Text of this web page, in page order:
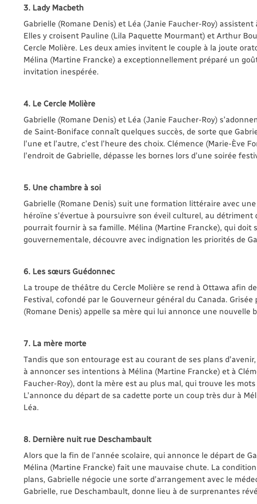
3. Lady Macbeth
Gabrielle (Romane Denis) et Léa (Janie Faucher-Roy)
Elles y croisent Pauline (Lila Paquette Mourmant) et Arthur
Cercle Molière. Les deux amies invitent le couple à la joute
Mélina (Martine Francke) a exceptionnellement préparé un
invitation inespérée.
4. Le Cercle Molière
Gabrielle (Romane Denis) et Léa (Janie Faucher-Roy)
de Saint-Boniface connaît quelques succès, de sorte que
l’une et l’autre, c’est l’heure des choix. Clémence (Marie-Ève
l’endroit de Gabrielle, dépasse les bornes lors d’une soirée
5. Une chambre à soi
Gabrielle (Romane Denis) suit une formation littéraire avec
héroïne s’évertue à poursuivre son éveil culturel, au détriment
pourrait fournir à sa famille. Mélina (Martine Francke), qui doit
gouvernementale, découvre avec indignation les priorités de
6. Les sœurs Guédonnec
La troupe de théâtre du Cercle Molière se rend à Ottawa afin
Festival, cofondé par le Gouverneur général du Canada.
(Romane Denis) appelle sa mère qui lui annonce une nouvelle
7. La mère morte
Tandis que son entourage est au courant de ses plans
à annoncer ses intentions à Mélina (Martine Francke) et à
Faucher-Roy), dont la mère est au plus mal, qui trouve les
L’annonce du départ de sa cadette porte un coup très dur à
Léa.
8. Dernière nuit rue Deschambault
Alors que la fin de l’année scolaire, qui annonce le départ de
Mélina (Martine Francke) fait une mauvaise chute. La
plans, Gabrielle négocie une sorte d’arrangement avec le
Gabrielle, rue Deschambault, donne lieu à de surprenantes